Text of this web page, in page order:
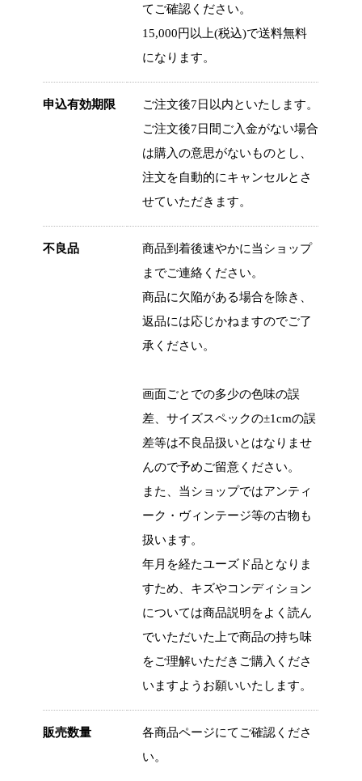
てご確認ください。
15,000円以上(税込)で送料無料
になります。
申込有効期限
ご注文後7日以内といたします。
ご注文後7日間ご入金がない場合
は購入の意思がないものとし、
注文を自動的にキャンセルとさ
せていただきます。
不良品
商品到着後速やかに当ショップ
までご連絡ください。
商品に欠陥がある場合を除き、
返品には応じかねますのでご了
承ください。
画面ごとでの多少の色味の誤
差、サイズスペックの±1cmの誤
差等は不良品扱いとはなりませ
んので予めご留意ください。
また、当ショップではアンティ
ーク・ヴィンテージ等の古物も
扱います。
年月を経たユーズド品となりま
すため、キズやコンディション
については商品説明をよく読ん
でいただいた上で商品の持ち味
をご理解いただきご購入くださ
いますようお願いいたします。
販売数量
各商品ページにてご確認くださ
い。